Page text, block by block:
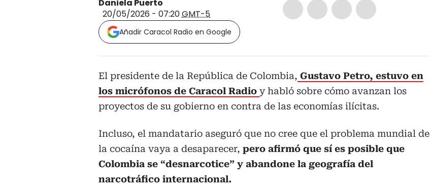
Daniela Puerto
20/05/2026 - 07:20GMT-5
Añadir Caracol Radio en Google
El presidente de la República de Colombia, Gustavo Petro, estuvo en
los micrófonos de Caracol Radio y habló sobre cómo avanzan los
proyectos de su gobierno en contra de las economías ilícitas.
Incluso, el mandatario aseguró que no cree que el problema mundial de
la cocaína vaya a desaparecer, pero afirmó que sí es posible que
Colombia se “desnarcotice” y abandone la geografía del
narcotráfico internacional.